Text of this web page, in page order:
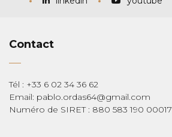
Contact
Tél : +33 6 02 34 36 62
Email: pablo.ordas64@gmail.com
Numéro de SIRET : 880 583 190 00017